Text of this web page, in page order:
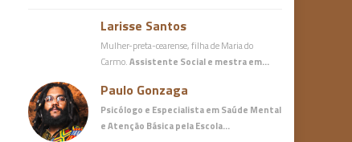
Larisse Santos
Mulher-preta-cearense, filha de Maria do
Carmo.Assistente Social e mestra em…
Paulo Gonzaga
Psicólogo e Especialista em Saúde Mental
e Atenção Básicapela Escola…